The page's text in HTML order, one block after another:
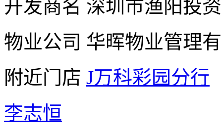
开发商名 深圳市渔阳投
物业公司 华晖物业管理
附近门店 J万科彩园分行
李志恒